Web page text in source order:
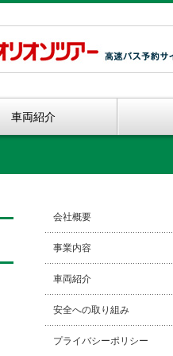
車両紹介
会社概要
事業内容
車両紹介
安全への取り組み
プライバシーポリシー